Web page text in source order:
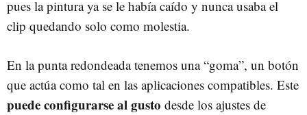
pues la pintura ya se le había caído y nunca usaba el
clip quedando solo como molestia.
En la punta redondeada tenemos una “goma”, un botón
que actúa como tal en las aplicaciones compatibles. Este
puede configurarse al gusto desde los ajustes de